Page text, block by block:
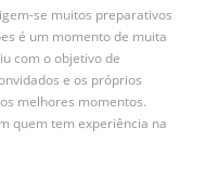
se muitos preparativos
é um momento de muita
com o objetivo de
e os próprios
melhores momentos.
quem tem experiência na